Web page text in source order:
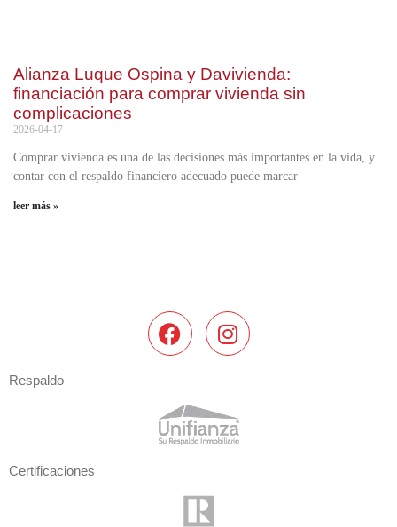
Alianza Luque Ospina y Davivienda:
financiación para comprar vivienda sin
complicaciones
2026-04-17
Comprar vivienda es una de las decisiones más importantes en la vida, y
contar con el respaldo financiero adecuado puede marcar
leer más »
Respaldo
Certificaciones